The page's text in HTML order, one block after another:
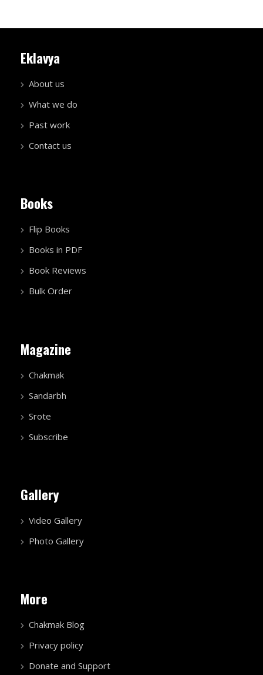
Eklavya
About us
What we do
Past work
Contact us
Books
Flip Books
Books in PDF
Book Reviews
Bulk Order
Magazine
Chakmak
Sandarbh
Srote
Subscribe
Gallery
Video Gallery
Photo Gallery
More
Chakmak Blog
Privacy policy
Donate and Support